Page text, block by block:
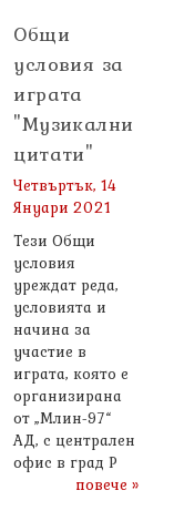
Общи
условия за
играта
"Музикални
цитати"
Четвъртък, 14
Януари 2021
Тези Общи
условия
уреждат реда,
условията и
начина за
участие в
играта, която е
организирана
от „Млин-97“
АД, с централен
офис в град Р
повече »